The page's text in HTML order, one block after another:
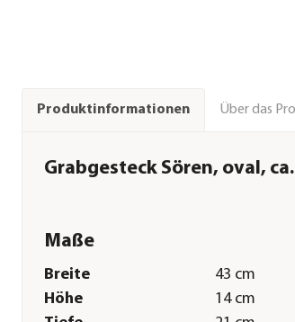
Produktinformationen Über das
Grabgesteck Sören, oval,
Maße
Breite
43 cm
Höhe
14 cm